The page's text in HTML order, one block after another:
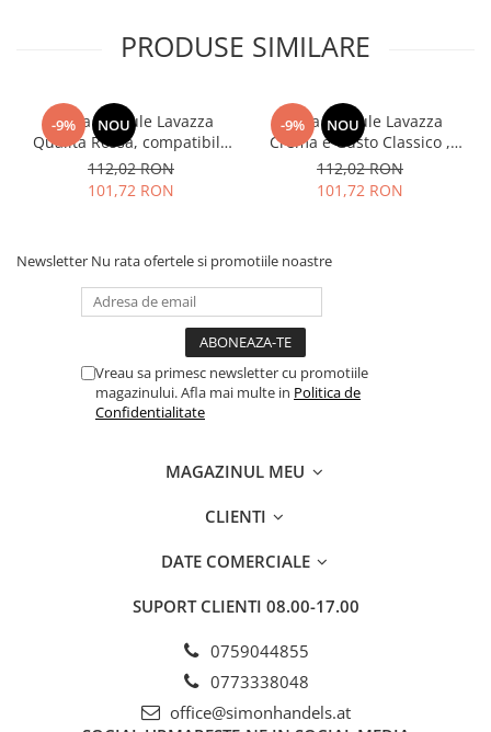
PRODUSE SIMILARE
-9% NOU
Cafea capsule Lavazza
Qualita Rossa, compatibile
Nespresso, 80 buc
112,02 RON
101,72 RON
-9% NOU
Cafea capsule Lavazza
Crema e Gusto Classico ,
compatibile Nespresso, 80
buc
112,02 RON
101,72 RON
Newsletter Nu rata ofertele si promotiile noastre
Vreau sa primesc newsletter cu promotiile
magazinului. Afla mai multe in Politica de
Confidentialitate
MAGAZINUL MEU
CLIENTI
DATE COMERCIALE
SUPORT CLIENTI 08.00-17.00
0759044855
0773338048
office@simonhandels.at